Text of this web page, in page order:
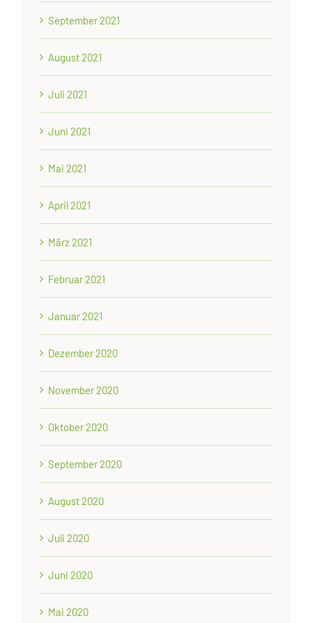
September 2021
August 2021
Juli 2021
Juni 2021
Mai 2021
April 2021
März 2021
Februar 2021
Januar 2021
Dezember 2020
November 2020
Oktober 2020
September 2020
August 2020
Juli 2020
Juni 2020
Mai 2020